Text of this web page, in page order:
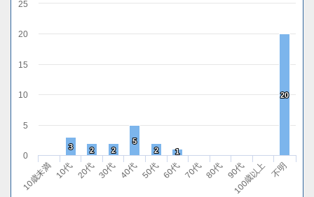
3
3 2
2 2
2
5
5
2
2 1
1
20
20
10歳未満 10代 20代 30代 40代 50代 60代 70代 80代 90代
100歳以上 不明
0
5
10
15
20
25